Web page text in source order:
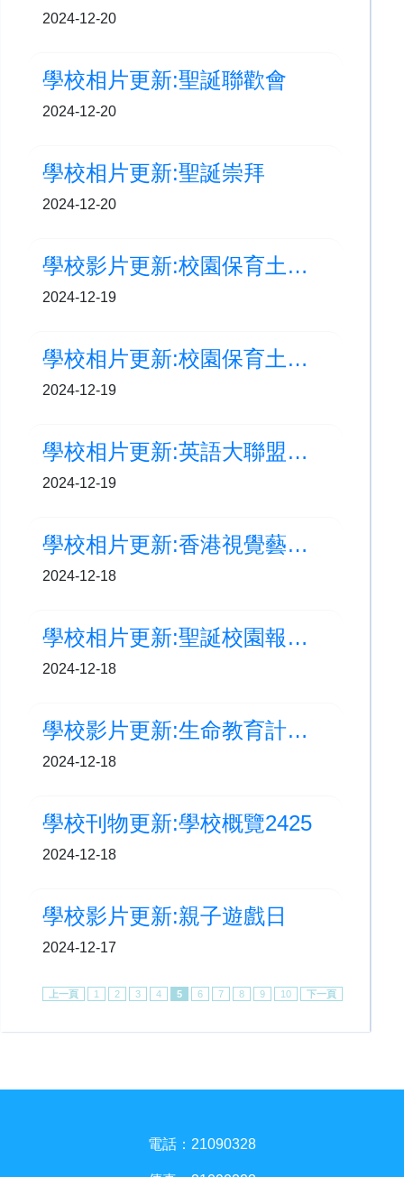
2024-12-20
學校相片更新:聖誕聯歡會
2024-12-20
學校相片更新:聖誕崇拜
2024-12-20
學校影片更新:校園保育土沉香計劃-南山樹木研習徑實地考察
2024-12-19
學校相片更新:校園保育土沉香計劃-南山樹木研習徑實地考察
2024-12-19
學校相片更新:英語大聯盟課堂活動
2024-12-19
學校相片更新:香港視覺藝術教育節2024視藝展
2024-12-18
學校相片更新:聖誕校園報佳音
2024-12-18
學校影片更新:生命教育計劃-泥土裡的奇妙生命旅程
2024-12-18
學校刊物更新:學校概覽2425
2024-12-18
學校影片更新:親子遊戲日
2024-12-17
上一頁 1 2 3 4 5 6 7 8 9 10 下一頁
電話：21090328